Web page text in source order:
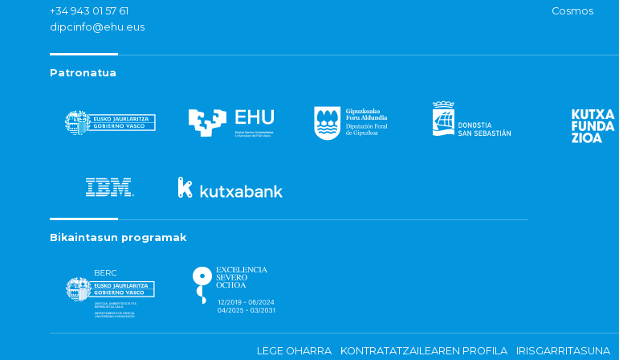
+34 943 01 57 61
dipcinfo@ehu.eus
Cosmos
Patronatua
Bikaintasun programak
LEGE OHARRA KONTRATATZAILEAREN PROFILA IRISGARRITASUNA